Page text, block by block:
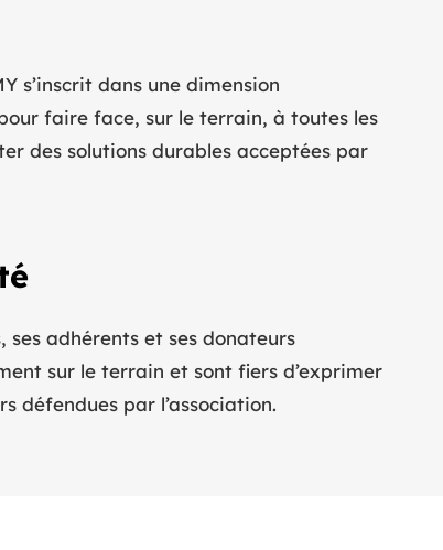
s’inscrit dans une dimension
faire face, sur le terrain, à toutes les
des solutions durables acceptées par
ses adhérents et ses donateurs
sur le terrain et sont fiers d’exprimer
défendues par l’association.